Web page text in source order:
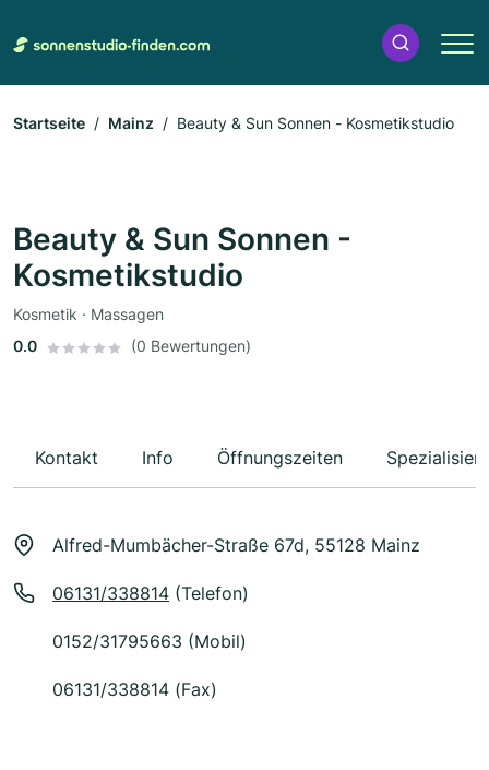
Startseite Mainz Beauty & Sun Sonnen - Kosmetikstudio
Beauty & Sun Sonnen -
Kosmetikstudio
Kosmetik · Massagen
0.0
(0 Bewertungen)
Kontakt Info Öffnungszeiten
Alfred-Mumbächer-Straße 67d, 55128 Mainz
06131/338814 (Telefon)
0152/31795663 (Mobil)
06131/338814 (Fax)